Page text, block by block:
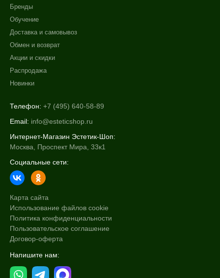
Бренды
Обучение
Доставка и самовывоз
Обмен и возврат
Акции и скидки
Распродажа
Новинки
Телефон: +7 (495) 640-58-89
Email: info@esteticshop.ru
Интернет-Магазин Эстетик-Шоп:
Москва, Проспект Мира, 33к1
Социальные сети:
Карта сайта
Использование файлов cookie
Политика конфиденциальности
Пользовательское соглашение
Договор-оферта
Напишите нам: